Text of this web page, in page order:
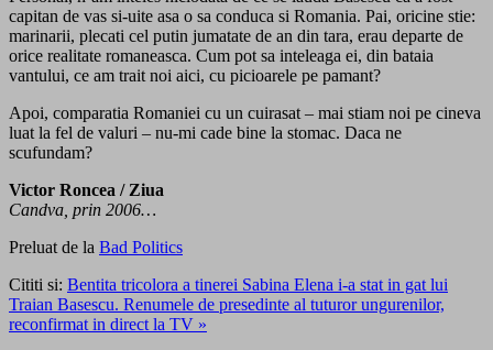
capitan de vas si-uite asa o sa conduca si Romania. Pai, oricine stie:
marinarii, plecati cel putin jumatate de an din tara, erau departe de
orice realitate romaneasca. Cum pot sa inteleaga ei, din bataia
vantului, ce am trait noi aici, cu picioarele pe pamant?
Apoi, comparatia Romaniei cu un cuirasat – mai stiam noi pe cineva
luat la fel de valuri – nu-mi cade bine la stomac. Daca ne
scufundam?
Victor Roncea / Ziua
Candva, prin 2006…
Preluat de la Bad Politics
Cititi si: Bentita tricolora a tinerei Sabina Elena i-a stat in gat lui
Traian Basescu. Renumele de presedinte al tuturor ungurenilor,
reconfirmat in direct la TV »